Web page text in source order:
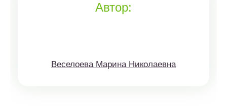
Автор:
Веселоева Марина Николаевна